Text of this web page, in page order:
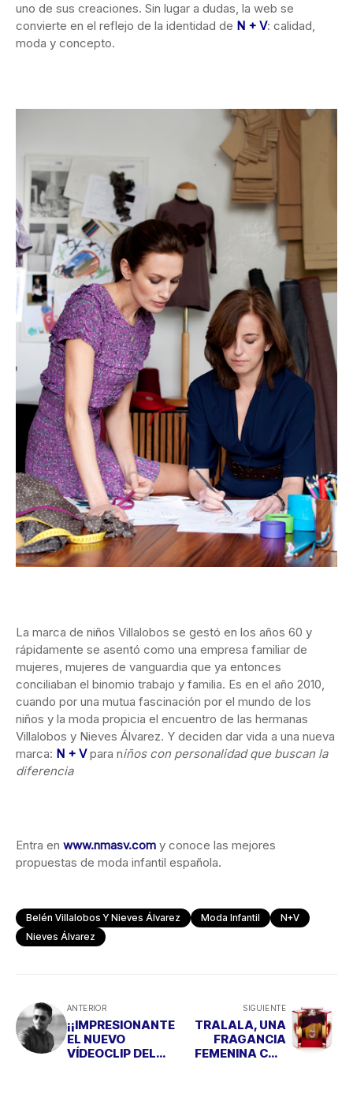
uno de sus creaciones. Sin lugar a dudas, la web se
convierte en el reflejo de la identidad de N + V: calidad,
moda y concepto.
La marca de niños Villalobos se gestó en los años 60 y
rápidamente se asentó como una empresa familiar de
mujeres, mujeres de vanguardia que ya entonces
conciliaban el binomio trabajo y familia. Es en el año 2010,
cuando por una mutua fascinación por el mundo de los
niños y la moda propicia el encuentro de las hermanas
Villalobos y Nieves Álvarez. Y deciden dar vida a una nueva
marca: N + Vpara niños con personalidad que buscan la
diferencia
Entra en www.nmasv.com y conoce las mejores
propuestas de moda infantil española.
Belén Villalobos Y Nieves Álvarez Moda Infantil
N+V
Nieves Álvarez
ANTERIOR
¡¡IMPRESIONANTE
EL NUEVO
VÍDEOCLIP DEL
SIGUIENTE
TRALALA, UNA
FRAGANCIA
FEMENINA CON